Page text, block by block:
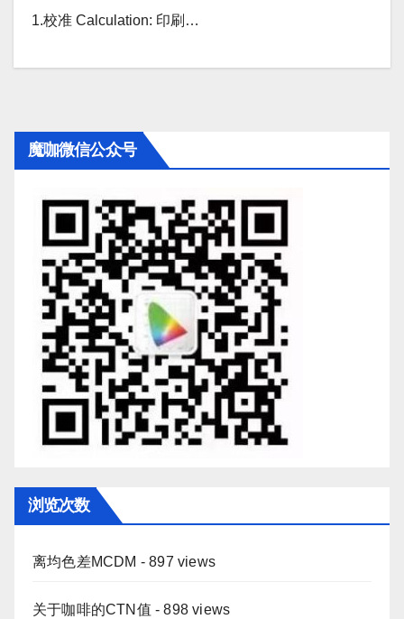
1.校准 Calculation: 印刷…
魔咖微信公众号
浏览次数
离均色差MCDM - 897 views
关于咖啡的CTN值 - 898 views